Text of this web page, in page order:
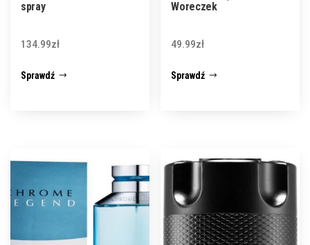
spray
134.99zł
Sprawdź
Woreczek
49.99zł
Sprawdź